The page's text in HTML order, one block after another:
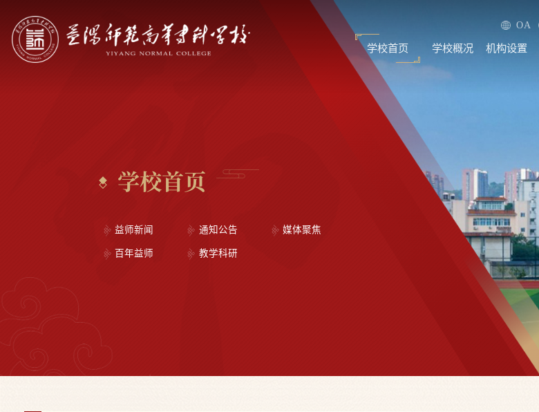
OA
学校首页 学校概况 机构设置
学校首页
益师新闻 通知公告 媒体聚焦
百年益师 教学科研